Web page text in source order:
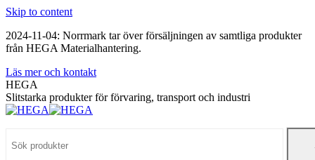
Skip to content
2024-11-04: Norrmark tar över försäljningen av samtliga produkter
från HEGA Materialhantering.
Läs mer och kontakt
HEGA
Slitstarka produkter för förvaring, transport och industri